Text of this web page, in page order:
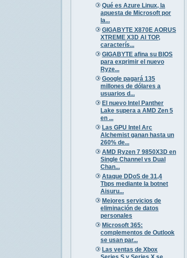
Qué es Azure Linux, la
apuesta de Microsoft por
la...
GIGABYTE X870E AORUS
XTREME X3D AI TOP,
caracterís...
GIGABYTE afina su BIOS
para exprimir el nuevo
Ryze...
Google pagará 135
millones de dólares a
usuarios d...
El nuevo Intel Panther
Lake supera a AMD Zen 5
en ...
Las GPU Intel Arc
Alchemist ganan hasta un
260% de...
AMD Ryzen 7 9850X3D en
Single Channel vs Dual
Chan...
Ataque DDoS de 31,4
Tbps mediante la botnet
Aisuru...
Mejores servicios de
eliminación de datos
personales
Microsoft 365:
complementos de Outlook
se usan par...
Las ventas de Xbox